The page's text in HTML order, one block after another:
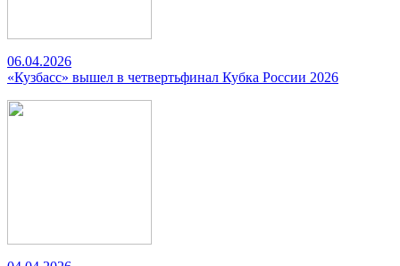
06.04.2026
«Кузбасс» вышел в четвертьфинал Кубка России 2026